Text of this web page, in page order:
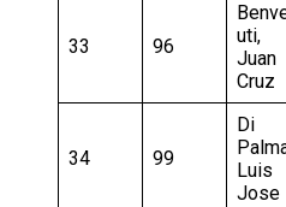
33 96
uti,
Juan
Cruz
34 99
Di
Luis
Jose